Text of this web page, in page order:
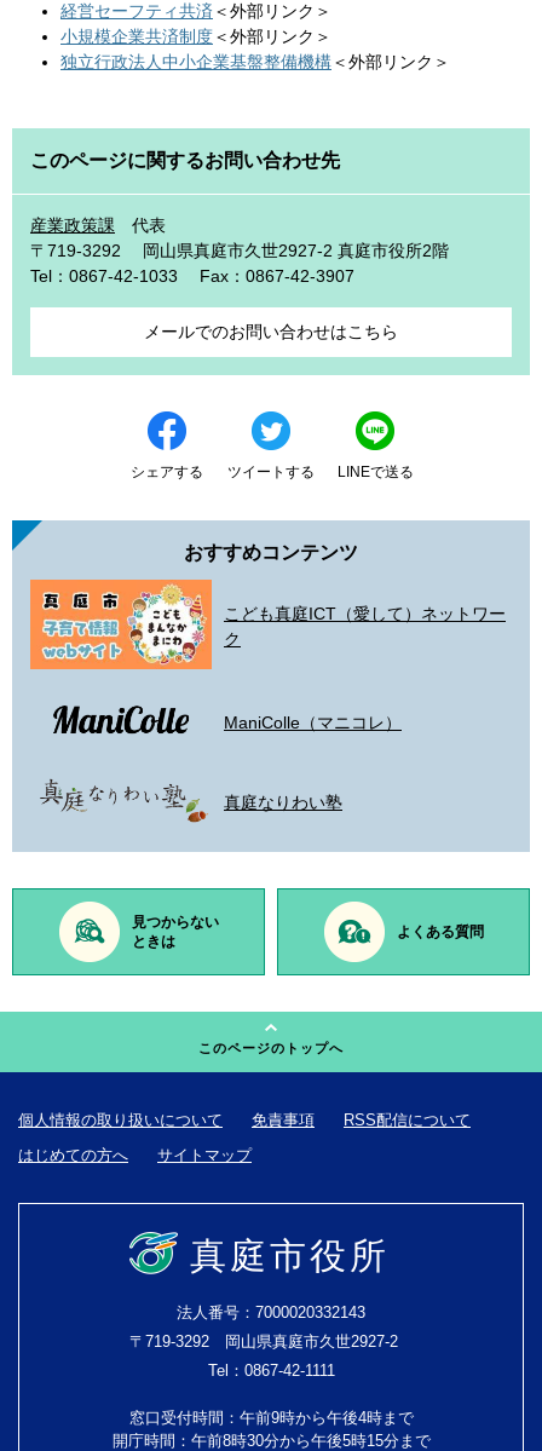
経営セーフティ共済＜外部リンク＞
小規模企業共済制度＜外部リンク＞
独立行政法人中小企業基盤整備機構＜外部リンク＞
このページに関するお問い合わせ先
産業政策課
代表
〒719-3292
岡山県真庭市久世2927-2 真庭市役所2階
Tel：0867-42-1033
Fax：0867-42-3907
メールでのお問い合わせはこちら
シェアする ツイートする LINEで送る
おすすめコンテンツ
こども真庭ICT（愛して）ネットワー
ク
ManiColle（マニコレ）
真庭なりわい塾
見つからない
ときは
よくある質問
このページのトップへ
個人情報の取り扱いについて 免責事項
RSS配信について
はじめての方へ
サイトマップ
真庭市役所
法人番号：7000020332143
〒719-3292 岡山県真庭市久世2927-2
Tel：0867-42-1111
窓口受付時間：午前9時から午後4時まで
開庁時間：午前8時30分から午後5時15分まで